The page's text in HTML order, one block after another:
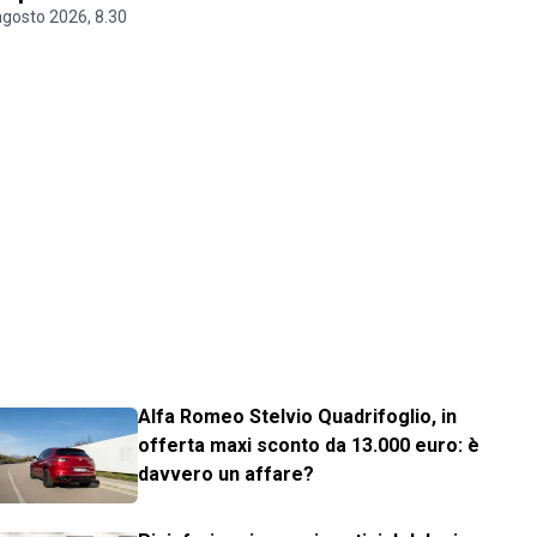
2026, 8.30
Alfa Romeo Stelvio Quadrifoglio, in
offerta maxi sconto da 13.000 euro: è
davvero un affare?